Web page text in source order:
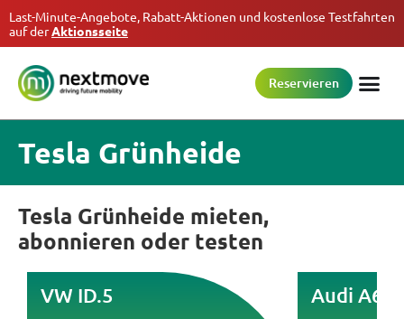
Last-Minute-Angebote, Rabatt-Aktionen und kostenlose Testfahrten
auf derAktionsseite
Reservieren
Tesla Grünheide
Tesla Grünheide mieten,
abonnieren oder testen
VW ID.5 Audi A6